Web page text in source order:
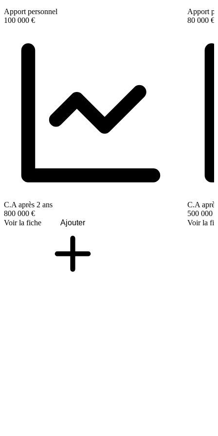
Apport personnel
100 000 €
C.A après 2 ans
800 000 €
Voir la fiche
Ajouter
Apport
80 000 €
C.A
500 000 €
Voir la